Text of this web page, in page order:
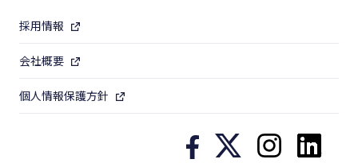
採用情報
会社概要
個人情報保護方針